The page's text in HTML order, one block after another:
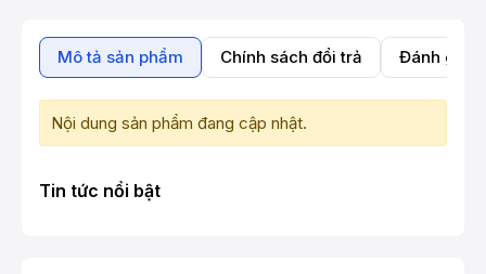
Mô tả sản phẩm Chính sách đổi trả Đánh giá
Nội dung sản phẩm đang cập nhật.
Tin tức nổi bật